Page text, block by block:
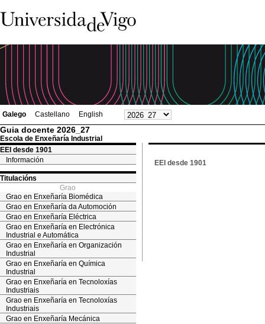
Galego Castellano English
Guia docente 2026_27
Escola de Enxeñaría Industrial
EEI desde 1901
Información
Titulacións
Grao
Grao en Enxeñaría Biomédica
Grao en Enxeñaría da Automoción
Grao en Enxeñaría Eléctrica
Grao en Enxeñaría en Electrónica
Industrial e Automática
Grao en Enxeñaría en Organización
Industrial
Grao en Enxeñaría en Química
Industrial
Grao en Enxeñaría en Tecnoloxías
Industriais
Grao en Enxeñaría en Tecnoloxías
Industriais
Grao en Enxeñaría Mecánica
EEI desde 1901